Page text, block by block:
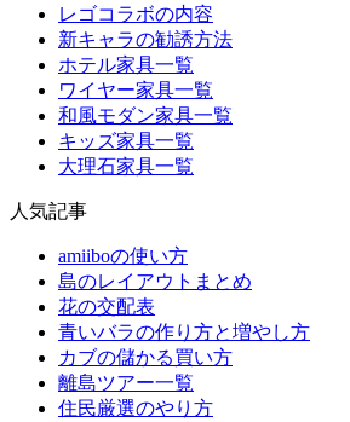
レゴコラボの内容
新キャラの勧誘方法
ホテル家具一覧
ワイヤー家具一覧
和風モダン家具一覧
キッズ家具一覧
大理石家具一覧
人気記事
amiiboの使い方
島のレイアウトまとめ
花の交配表
青いバラの作り方と増やし方
カブの儲かる買い方
離島ツアー一覧
住民厳選のやり方